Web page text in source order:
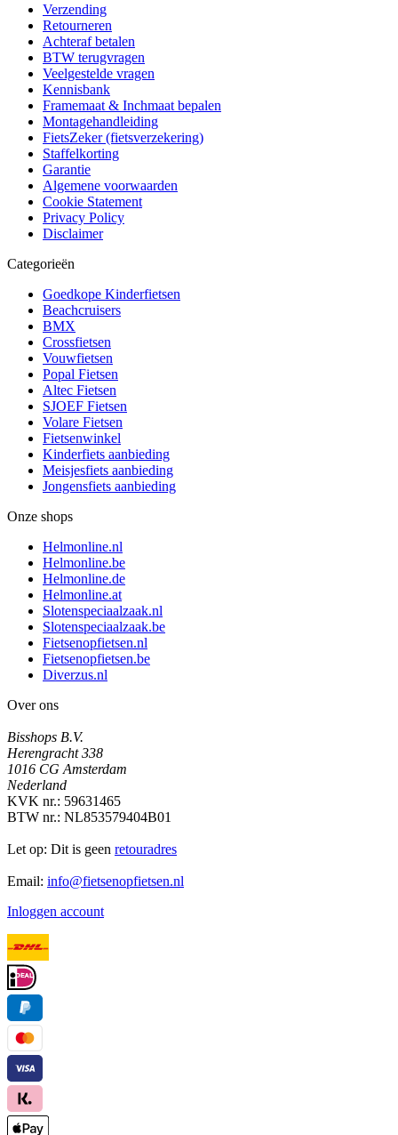
Verzending
Retourneren
Achteraf betalen
BTW terugvragen
Veelgestelde vragen
Kennisbank
Framemaat & Inchmaat bepalen
Montagehandleiding
FietsZeker (fietsverzekering)
Staffelkorting
Garantie
Algemene voorwaarden
Cookie Statement
Privacy Policy
Disclaimer
Categorieën
Goedkope Kinderfietsen
Beachcruisers
BMX
Crossfietsen
Vouwfietsen
Popal Fietsen
Altec Fietsen
SJOEF Fietsen
Volare Fietsen
Fietsenwinkel
Kinderfiets aanbieding
Meisjesfiets aanbieding
Jongensfiets aanbieding
Onze shops
Helmonline.nl
Helmonline.be
Helmonline.de
Helmonline.at
Slotenspeciaalzaak.nl
Slotenspeciaalzaak.be
Fietsenopfietsen.nl
Fietsenopfietsen.be
Diverzus.nl
Over ons
Bisshops B.V.
Herengracht 338
1016 CG Amsterdam
Nederland
KVK nr.: 59631465
BTW nr.: NL853579404B01
Let op: Dit is geen retouradres
Email: info@fietsenopfietsen.nl
Inloggen account